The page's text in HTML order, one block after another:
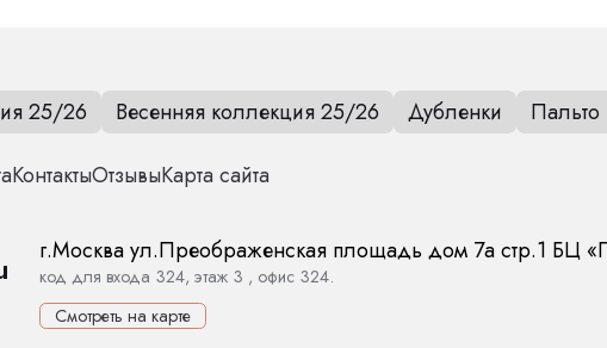
25/26 Весенняя коллекция 25/26 Дубленки Пальто
КонтактыОтзывыКарта сайта
г.Москваул.Преображенская площадь дом 7а стр.1 БЦ
код для входа 324, этаж 3 , офис 324.
Смотреть на карте